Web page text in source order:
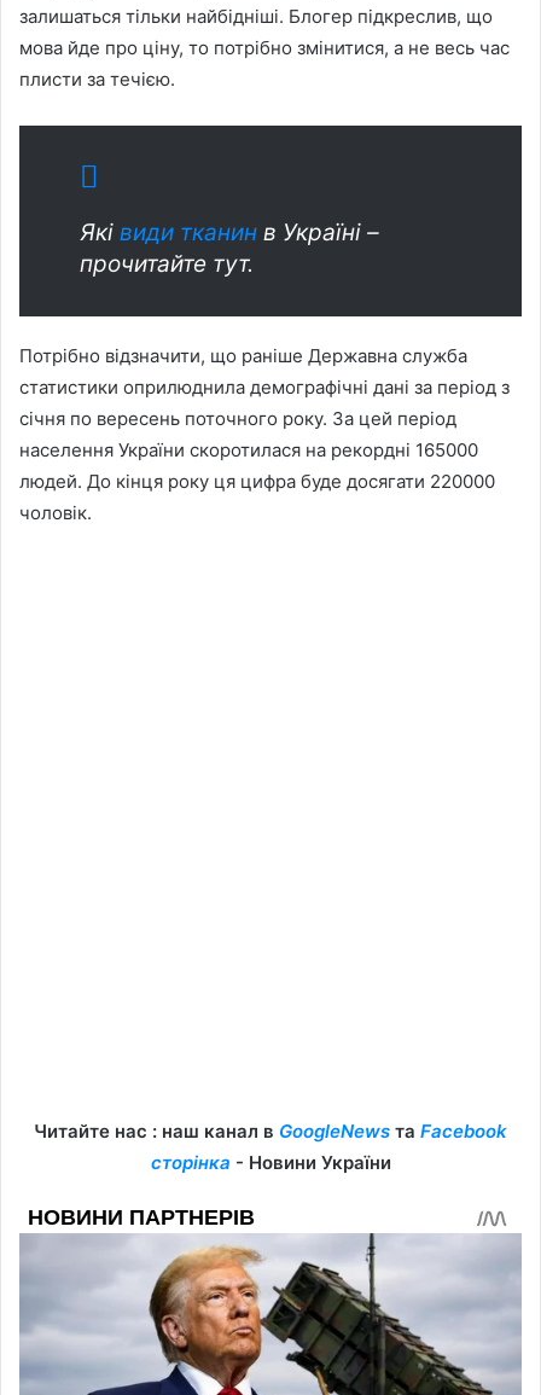
залишаться тільки найбідніші. Блогер підкреслив, що
мова йде про ціну, то потрібно змінитися, а не весь час
плисти за течією.
Які види тканин в Україні –
прочитайте тут.
Потрібно відзначити, що раніше Державна служба
статистики оприлюднила демографічні дані за період з
січня по вересень поточного року. За цей період
населення України скоротилася на рекордні 165000
людей. До кінця року ця цифра буде досягати 220000
чоловік.
Читайте нас : наш канал в GoogleNews та Facebook
сторінка - Новини України